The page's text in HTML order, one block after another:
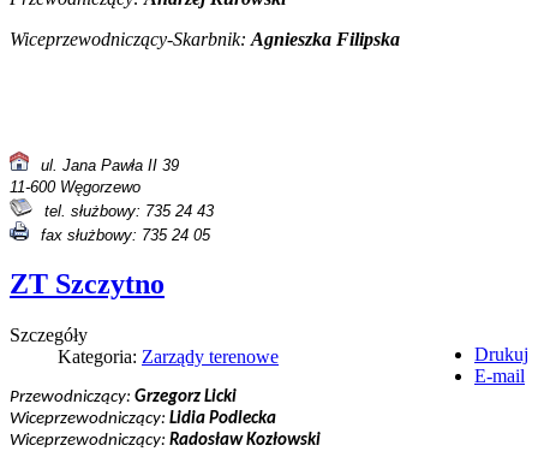
Wiceprzewodniczący-Skarbnik: Agnieszka Filipska
ul. Jana Pawła II 39
11-600 Węgorzewo
tel. służbowy: 735 24 43
fax służbowy: 735 24 05
ZT Szczytno
Drukuj
E-mail
Szczegóły
Kategoria: Zarządy terenowe
Przewodniczący: Grzegorz Licki
Wiceprzewodniczący: Lidia Podlecka
Wiceprzewodniczący: Radosław Kozłowski